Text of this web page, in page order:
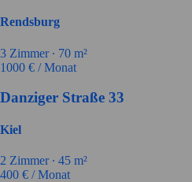
Rendsburg
3 Zimmer ∙ 70 m²
1000 € / Monat
Danziger Straße 33
Kiel
2 Zimmer ∙ 45 m²
400 € / Monat